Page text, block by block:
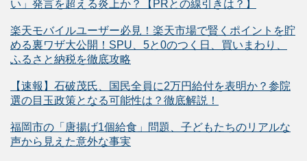
い」発言を超える炎上か？【PRとの線引きは？】
楽天モバイルユーザー必見！楽天市場で賢くポイントを貯
める裏ワザ大公開！SPU、5と0のつく日、買いまわり、
ふるさと納税を徹底攻略
【速報】石破茂氏、国民全員に2万円給付を表明か？参院
選の目玉政策となる可能性は？徹底解説！
福岡市の「唐揚げ1個給食」問題、子どもたちのリアルな
声から見えた意外な事実